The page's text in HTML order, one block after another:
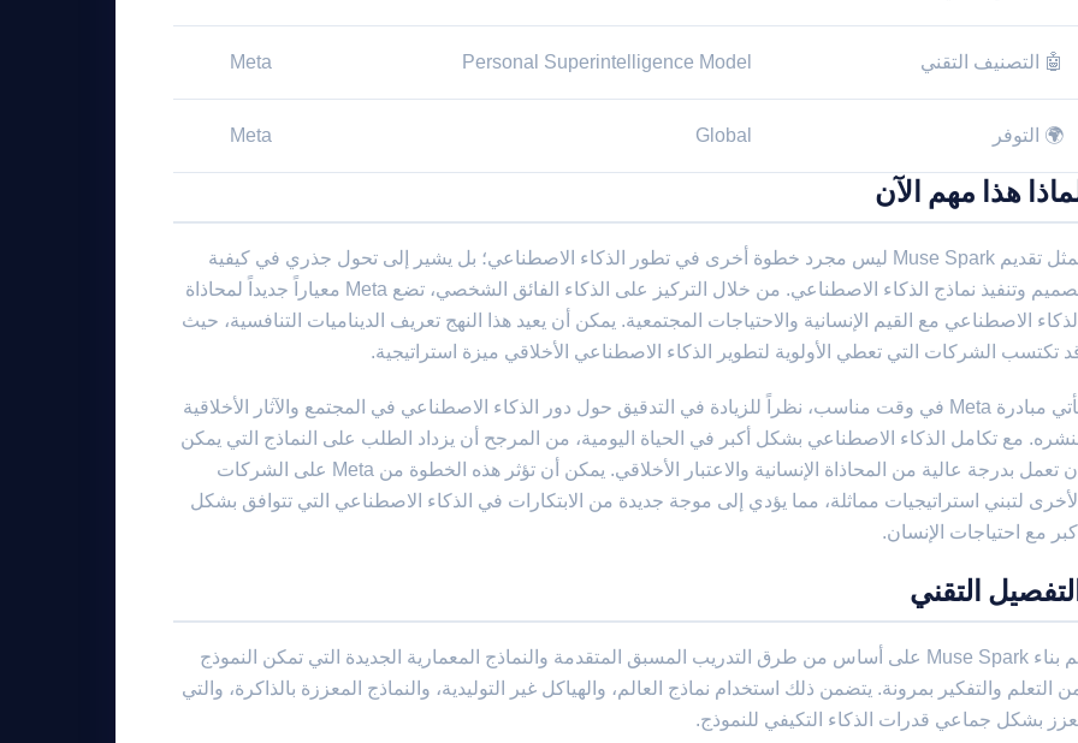
🤖 التصنيف التقني Personal Superintelligence Model
Meta
🌍 التوفر Global
Meta
هذا مهم الآن
يمثل تقديم Muse Spark ليس مجرد خطوة أخرى في تطور الذكاء الاصطناعي؛ بل يشير إلى تحول جذري في كيفية
تصميم وتنفيذ نماذج الذكاء الاصطناعي. من خلال التركيز على الذكاء الفائق الشخصي، تضع Meta معياراً جديداً لمحاذاة
الاصطناعي مع القيم الإنسانية والاحتياجات المجتمعية. يمكن أن يعيد هذا النهج تعريف الديناميات التنافسية، حيث
تكتسب الشركات التي تعطي الأولوية لتطوير الذكاء الاصطناعي الأخلاقي ميزة استراتيجية.
تأتي مبادرة Meta في وقت مناسب، نظراً للزيادة في التدقيق حول دور الذكاء الاصطناعي في المجتمع والآثار الأخلاقية
مع تكامل الذكاء الاصطناعي بشكل أكبر في الحياة اليومية، من المرجح أن يزداد الطلب على النماذج التي يمكن
أن تعمل بدرجة عالية من المحاذاة الإنسانية والاعتبار الأخلاقي. يمكن أن تؤثر هذه الخطوة من Meta على الشركات
لتبني استراتيجيات مماثلة، مما يؤدي إلى موجة جديدة من الابتكارات في الذكاء الاصطناعي التي تتوافق بشكل
مع احتياجات الإنسان.
التقني
تم بناء Muse Spark على أساس من طرق التدريب المسبق المتقدمة والنماذج المعمارية الجديدة التي تمكن النموذج
التعلم والتفكير بمرونة. يتضمن ذلك استخدام نماذج العالم، والهياكل غير التوليدية، والنماذج المعززة بالذاكرة، والتي
بشكل جماعي قدرات الذكاء التكيفي للنموذج.